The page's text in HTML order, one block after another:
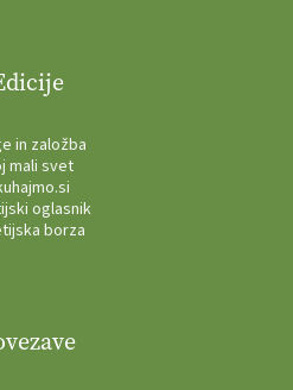
in založba
mali svet
oglasnik
borza